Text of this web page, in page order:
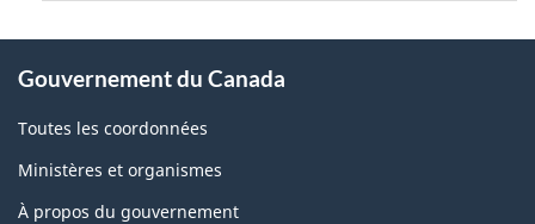
propos
de
ce
Gouvernement du Canada
Toutes les coordonnées
Ministères et organismes
À propos du gouvernement